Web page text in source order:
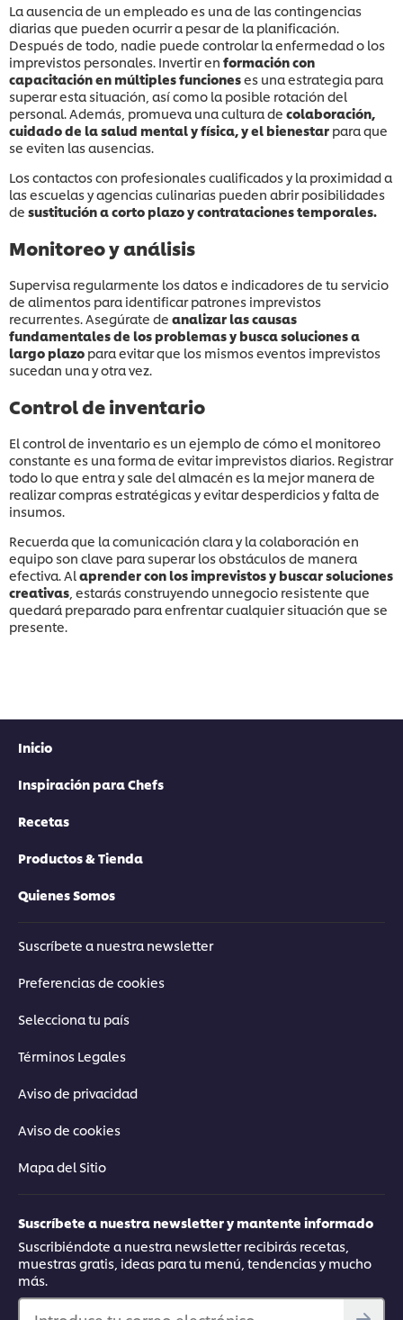
La ausencia de un empleado es una de las contingencias
diarias que pueden ocurrir a pesar de la planificación.
Después de todo, nadie puede controlar la enfermedad o los
imprevistos personales. Invertir en formación con
capacitación en múltiples funcioneses una estrategia para
superar esta situación, así como la posible rotación del
personal. Además, promueva una cultura de colaboración,
cuidado de la salud mental y física, y el bienestar para que
se eviten las ausencias.
Los contactos con profesionales cualificados y la proximidad a
las escuelas y agencias culinarias pueden abrir posibilidades
de sustitución a corto plazo ycontrataciones temporales.
Monitoreo y análisis
Supervisa regularmente los datos e indicadores de tu servicio
de alimentos para identificar patrones imprevistos
recurrentes. Asegúrate de analizar las causas
fundamentales de los problemas y busca soluciones a
largo plazo para evitar que los mismos eventos imprevistos
sucedan una y otra vez.
Control de inventario
El control de inventario es un ejemplo de cómo el monitoreo
constante es una forma de evitar imprevistos diarios. Registrar
todo lo que entra y sale del almacén es la mejor manera de
realizar compras estratégicas y evitar desperdicios y falta de
insumos.
Recuerda que la comunicación clara y la colaboración en
equipo son clave para superar los obstáculos de manera
efectiva. Al aprender con los imprevistos y buscar soluciones
creativas , estarás construyendo unnegocio resistente que
quedará preparado para enfrentar cualquier situación que se
presente.
Inicio
Inspiración para Chefs
Recetas
Productos & Tienda
Quienes Somos
Suscríbete a nuestra newsletter
Preferencias de cookies
Selecciona tu país
Términos Legales
Aviso de privacidad
Aviso de cookies
Mapa del Sitio
Suscríbete a nuestra newsletter y mantente informado
Suscribiéndote a nuestra newsletter recibirás recetas,
muestras gratis, ideas para tu menú, tendencias y mucho
más.